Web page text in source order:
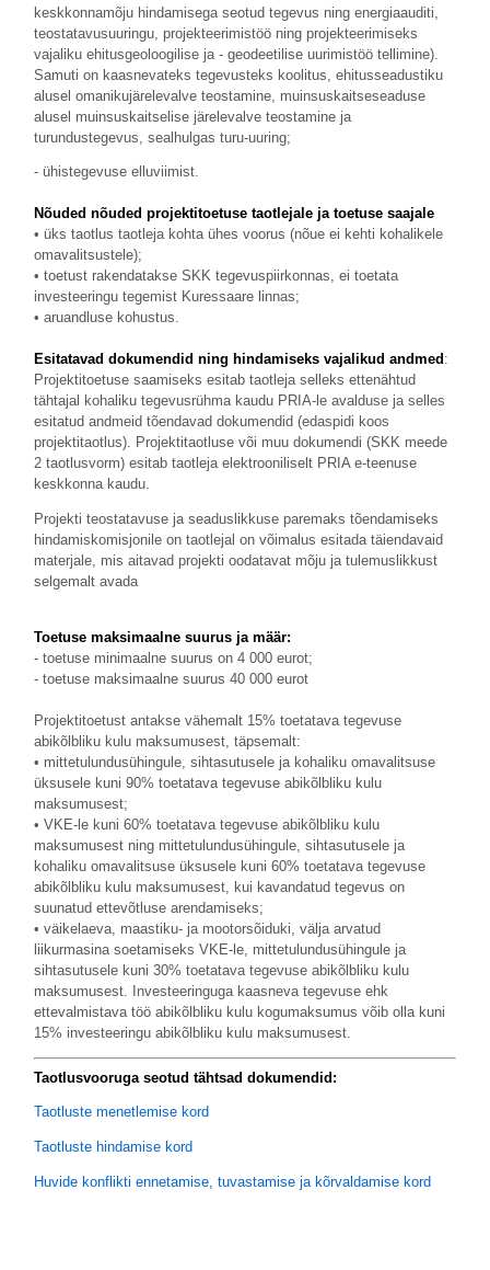
keskkonnamõju hindamisega seotud tegevus ning energiaauditi,
teostatavusuuringu, projekteerimistöö ning projekteerimiseks
vajaliku ehitusgeoloogilise ja - geodeetilise uurimistöö tellimine).
Samuti on kaasnevateks tegevusteks koolitus, ehitusseadustiku
alusel omanikujärelevalve teostamine, muinsuskaitseseaduse
alusel muinsuskaitselise järelevalve teostamine ja
turundustegevus, sealhulgas turu-uuring;
- ühistegevuse elluviimist.
Nõuded nõuded projektitoetuse taotlejale ja toetuse saajale
• üks taotlus taotleja kohta ühes voorus (nõue ei kehti kohalikele
omavalitsustele);
• toetust rakendatakse SKK tegevuspiirkonnas, ei toetata
investeeringu tegemist Kuressaare linnas;
• aruandluse kohustus.
Esitatavad dokumendid ning hindamiseks vajalikud andmed :
Projektitoetuse saamiseks esitab taotleja selleks ettenähtud
tähtajal kohaliku tegevusrühma kaudu PRIA-le avalduse ja selles
esitatud andmeid tõendavad dokumendid (edaspidi koos
projektitaotlus). Projektitaotluse või muu dokumendi (SKK meede
2 taotlusvorm) esitab taotleja elektrooniliselt PRIA e-teenuse
keskkonna kaudu.
Projekti teostatavuse ja seaduslikkuse paremaks tõendamiseks
hindamiskomisjonile on taotlejal on võimalus esitada täiendavaid
materjale, mis aitavad projekti oodatavat mõju ja tulemuslikkust
selgemalt avada
Toetuse maksimaalne suurus ja määr:
- toetuse minimaalne suurus on 4 000 eurot;
- toetuse maksimaalne suurus 40 000 eurot
Projektitoetust antakse vähemalt 15% toetatava tegevuse
abikõlbliku kulu maksumusest, täpsemalt:
• mittetulundusühingule, sihtasutusele ja kohaliku omavalitsuse
üksusele kuni 90% toetatava tegevuse abikõlbliku kulu
maksumusest;
• VKE-le kuni 60% toetatava tegevuse abikõlbliku kulu
maksumusest ning mittetulundusühingule, sihtasutusele ja
kohaliku omavalitsuse üksusele kuni 60% toetatava tegevuse
abikõlbliku kulu maksumusest, kui kavandatud tegevus on
suunatud ettevõtluse arendamiseks;
• väikelaeva, maastiku- ja mootorsõiduki, välja arvatud
liikurmasina soetamiseks VKE-le, mittetulundusühingule ja
sihtasutusele kuni 30% toetatava tegevuse abikõlbliku kulu
maksumusest. Investeeringuga kaasneva tegevuse ehk
ettevalmistava töö abikõlbliku kulu kogumaksumus võib olla kuni
15% investeeringu abikõlbliku kulu maksumusest.
Taotlusvooruga seotud tähtsad dokumendid:
Taotluste menetlemise kord
Taotluste hindamise kord
Huvide konflikti ennetamise, tuvastamise ja kõrvaldamise kord